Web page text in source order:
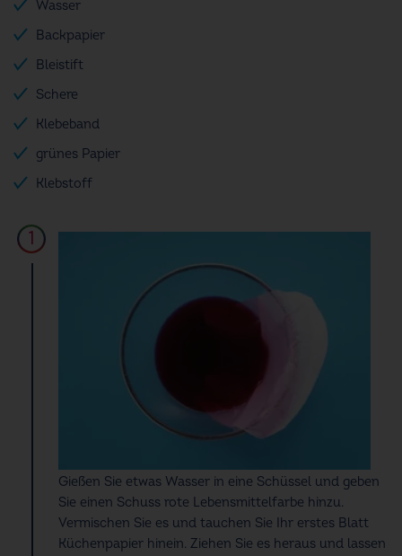
Wasser
Backpapier
Bleistift
Schere
Klebeband
grünes Papier
Klebstoff
Gießen Sie etwas Wasser in eine Schüssel und geben
Sie einen Schuss rote Lebensmittelfarbe hinzu.
Vermischen Sie es und tauchen Sie Ihr erstes Blatt
Küchenpapier hinein. Ziehen Sie es heraus und lassen